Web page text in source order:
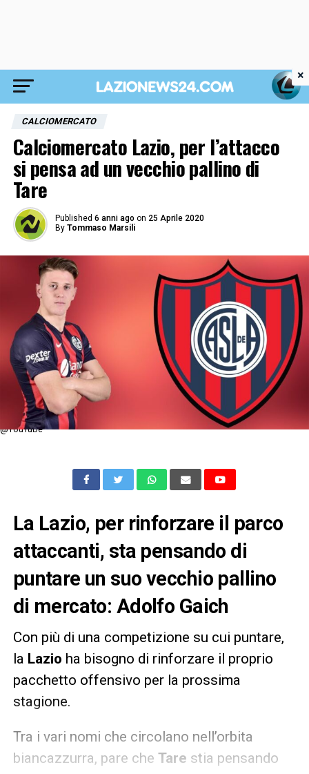
CALCIOMERCATO
Calciomercato Lazio, per l’attacco
si pensa ad un vecchio pallino di
Tare
Published 6 anni ago on 25 Aprile 2020
By Tommaso Marsili
@YouTube
La Lazio, per rinforzare il parco
attaccanti, sta pensando di
puntare un suo vecchio pallino
di mercato: Adolfo Gaich
Con più di una competizione su cui puntare,
la Lazio ha bisogno di rinforzare il proprio
pacchetto offensivo per la prossima
stagione.
Tra i vari nomi che circolano nell’orbita
biancazzurra, pare che Tare stia pensando
×